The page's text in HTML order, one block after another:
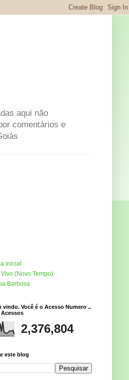
aqui não
comentários e
inicial
Vivo (Novo Tempo)
Barbosa
vindo. Você é o Acesso Numero ..
Acessos
2,376,804
este blog